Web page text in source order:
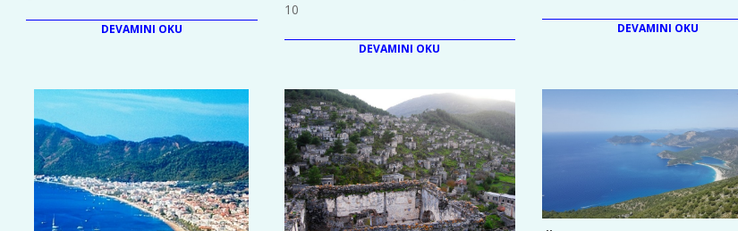
DEVAMINI OKU
10
DEVAMINI OKU
DEVAMINI OKU